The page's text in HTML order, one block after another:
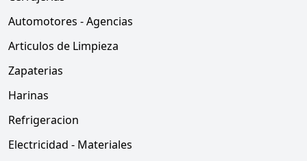
Automotores - Agencias
Articulos de Limpieza
Zapaterias
Harinas
Refrigeracion
Electricidad - Materiales